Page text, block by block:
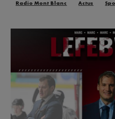
Radio Mont Blanc Actus